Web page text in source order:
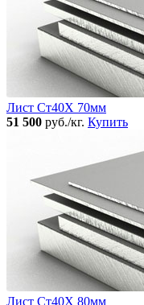
Лист Ст40Х 70мм
51 500 руб./кг. Купить
Лист Ст40Х 80мм